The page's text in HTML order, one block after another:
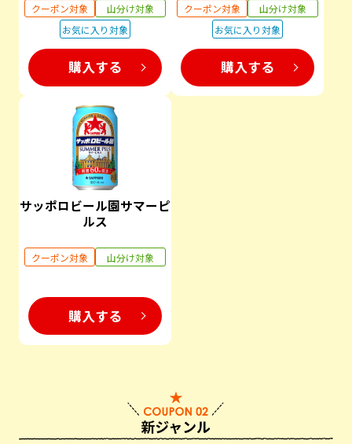
クーポン対象
山分け対象
お気に入り対象
購入する
クーポン対象
山分け対象
お気に入り対象
購入する
サッポロビール園サマーピ
ルス
クーポン対象 山分け対象
購入する